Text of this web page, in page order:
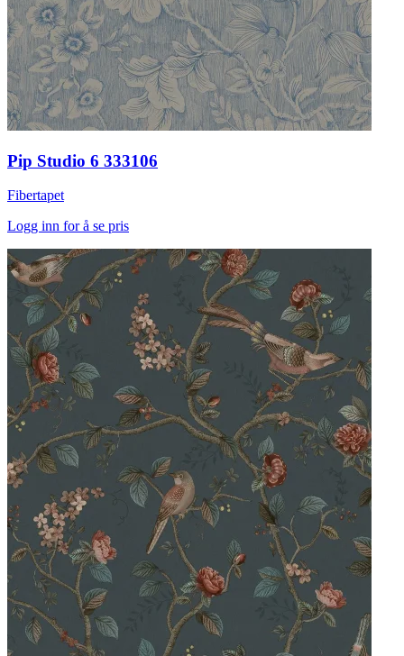
Pip Studio 6 333106
Fibertapet
Logg inn for å se pris